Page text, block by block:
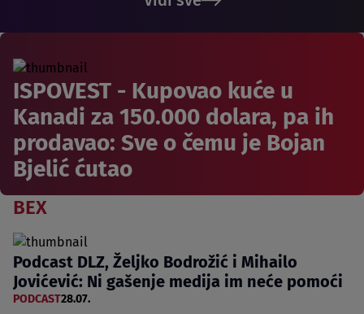
ISPOVEST - Kupovao kuće u
Kanadi za 150.000 dolara, pa ih
prodavao: Sve o čemu je Bojan
Bjelić ćutao
BEX
Podcast DLZ, Željko Bodrožić i Mihailo
Jovićević: Ni gašenje medija im neće pomoći
PODCAST28.07.